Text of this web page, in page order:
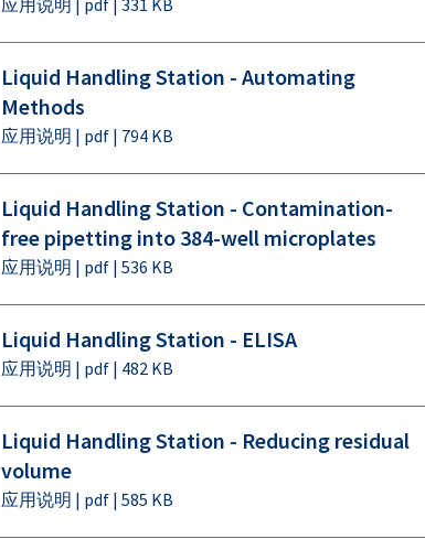
Liquid Handling Station - Automating
Methods
应用说明 | pdf | 794 KB
Liquid Handling Station - Contamination-
free pipetting into 384-well microplates
应用说明 | pdf | 536 KB
Liquid Handling Station - ELISA
应用说明 | pdf | 482 KB
Liquid Handling Station - Reducing residual
volume
应用说明 | pdf | 585 KB